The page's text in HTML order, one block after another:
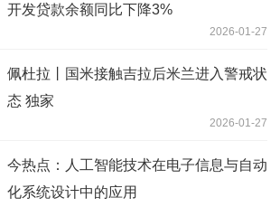
开发贷款余额同比下降3%
2026-01-27
佩杜拉丨国米接触吉拉后米兰进入警戒状
态 独家
2026-01-27
今热点：人工智能技术在电子信息与自动
化系统设计中的应用